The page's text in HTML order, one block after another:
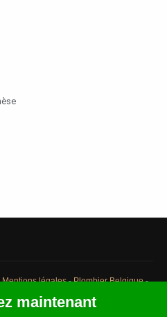
Mentions légales-Plombier Belgique-
maintenant